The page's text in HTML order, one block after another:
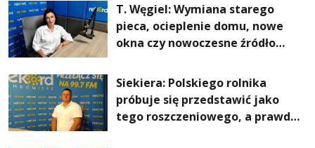
T. Węgiel: Wymiana starego
pieca, ocieplenie domu, nowe
okna czy nowoczesne źródło
rachunki za energię, lepszy
komfort życia i... czystsze
powietrze
Siekiera: Polskiego rolnika
próbuje się przedstawić jako
tego roszczeniowego, a prawda